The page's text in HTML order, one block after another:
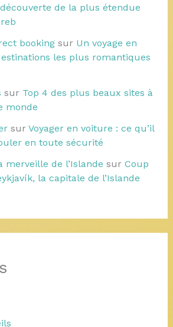
de la plus étendue
bookingsur Un voyage en
les plus romantiques
sur Top 4 des plus beaux sites à
monde
sur Voyager en voiture : ce qu’il
en toute sécurité
merveille de l’Islande sur Coup
la capitale de l’Islande